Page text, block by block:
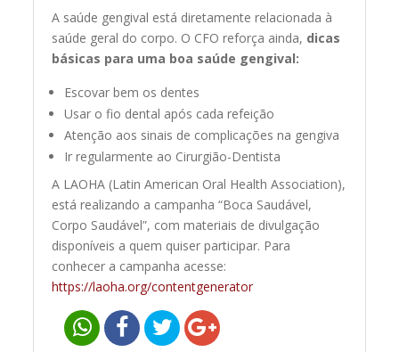
A saúde gengival está diretamente relacionada à
saúde geral do corpo. O CFO reforça ainda, dicas
básicas para uma boa saúde gengival:
Escovar bem os dentes
Usar o fio dental após cada refeição
Atenção aos sinais de complicações na gengiva
Ir regularmente ao Cirurgião-Dentista
A LAOHA (Latin American Oral Health Association),
está realizando a campanha “Boca Saudável,
Corpo Saudável”, com materiais de divulgação
disponíveis a quem quiser participar. Para
conhecer a campanha acesse:
https://laoha.org/contentgenerator